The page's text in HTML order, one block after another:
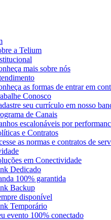
a Telium
mais sobre nós
as formas de entrar em
Conosco
seu currículo em nosso
de Canais
escalonáveis por
e Contratos
as normas e contratos de
em Conectividade
Dedicado
100% garantida
Backup
disponível
Temporário
evento 100% conectado